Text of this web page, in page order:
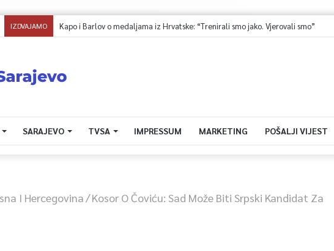
IZDVAJAMO Kapo i Barlov o medaljama iz Hrvatske: “Trenirali smo jako. Vjerovali smo”
SARAJEVO TVSA IMPRESSUM MARKETING POŠALJI VIJEST
I Hercegovina/Kosor O Čoviću: Sad Može Biti Srpski Kandidat Za